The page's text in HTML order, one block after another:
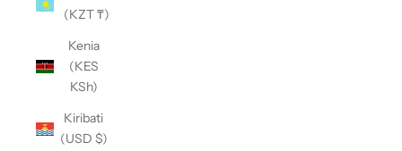
(KZT ₸)
Kenia
(KES
KSh)
Kiribati
(USD $)